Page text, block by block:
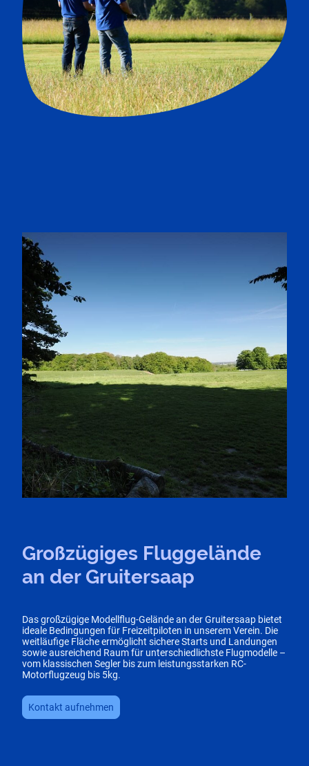
Großzügiges Fluggelände
an der Gruitersaap
Das großzügige Modellflug-Gelände an der Gruitersaap bietet
ideale Bedingungen für Freizeitpiloten in unserem Verein. Die
weitläufige Fläche ermöglicht sichere Starts und Landungen
sowie ausreichend Raum für unterschiedlichste Flugmodelle –
vom klassischen Segler bis zum leistungsstarken RC-
Motorflugzeug bis 5kg.
Kontakt aufnehmen